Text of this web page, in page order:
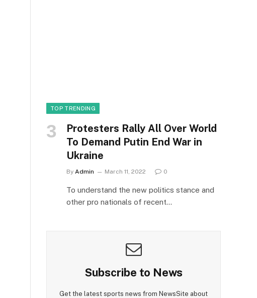
TOP TRENDING
Protesters Rally All Over World
To Demand Putin End War in
Ukraine
By Admin March 11, 2022 0
To understand the new politics stance and
other pro nationals of recent…
Subscribe to News
Get the latest sports news from NewsSite about